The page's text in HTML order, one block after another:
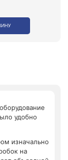
удобно
изначально
на